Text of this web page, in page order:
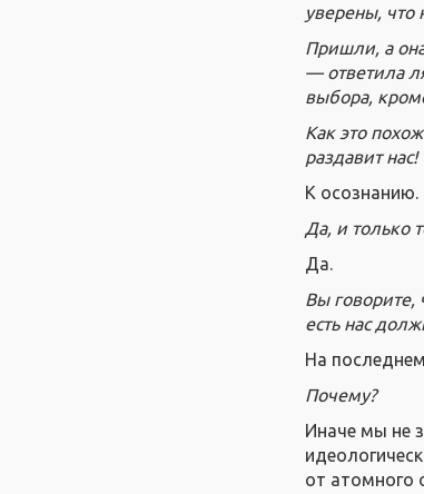
уверены, что
Пришли, а она
— ответила
выбора,
Как это
раздавит нас!
К осознанию.
Да, и только
Да.
Вы говорите,
есть нас
На
Почему?
Иначе мы не
от атомного